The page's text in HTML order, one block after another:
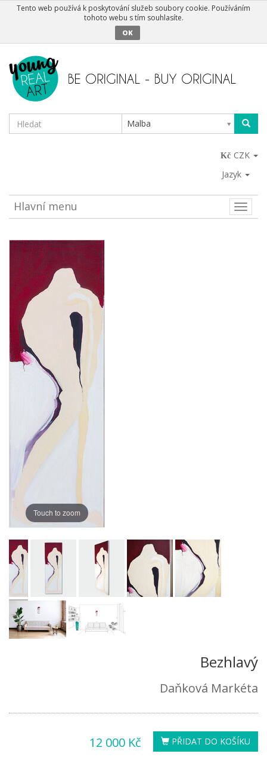
Tento web používá k poskytování služeb soubory cookie. Používáním
tohoto webu s tím souhlasíte.
OK
Malba
CZK
Jazyk
Toggle
Hlavní menu
Touch to zoom
Bezhlavý
Daňková Markéta
PŘIDAT DO KOŠÍKU
12 000 Kč